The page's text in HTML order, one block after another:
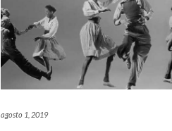
agosto 1, 2019